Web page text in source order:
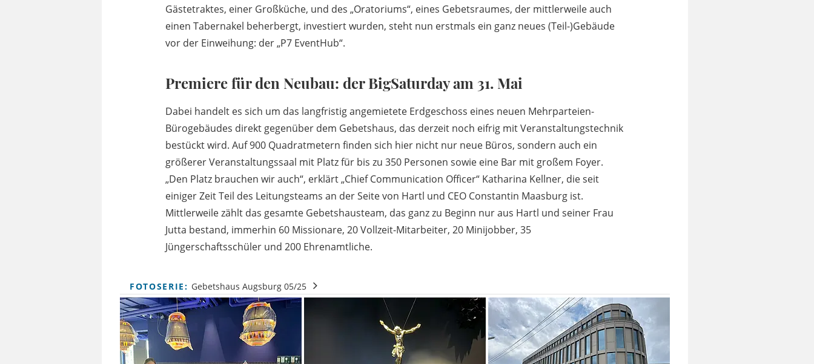
Gästetraktes, einer Großküche, und des „Oratoriums“, eines Gebetsraumes, der mittlerweile auch
einen Tabernakel beherbergt, investiert wurden, steht nun erstmals ein ganz neues (Teil-)Gebäude
vor der Einweihung: der „P7 EventHub“.
Premiere für den Neubau: der BigSaturday am 31. Mai
Dabei handelt es sich um das langfristig angemietete Erdgeschoss eines neuen Mehrparteien-
Bürogebäudes direkt gegenüber dem Gebetshaus, das derzeit noch eifrig mit Veranstaltungstechnik
bestückt wird. Auf 900 Quadratmetern finden sich hier nicht nur neue Büros, sondern auch ein
größerer Veranstaltungssaal mit Platz für bis zu 350 Personen sowie eine Bar mit großem Foyer.
„Den Platz brauchen wir auch“, erklärt „Chief Communication Officer“ Katharina Kellner, die seit
einiger Zeit Teil des Leitungsteams an der Seite von Hartl und CEO Constantin Maasburg ist.
Mittlerweile zählt das gesamte Gebetshausteam, das ganz zu Beginn nur aus Hartl und seiner Frau
Jutta bestand, immerhin 60 Missionare, 20 Vollzeit-Mitarbeiter, 20 Minijobber, 35
Jüngerschaftsschüler und 200 Ehrenamtliche.
FOTOSERIE: Gebetshaus Augsburg 05/25